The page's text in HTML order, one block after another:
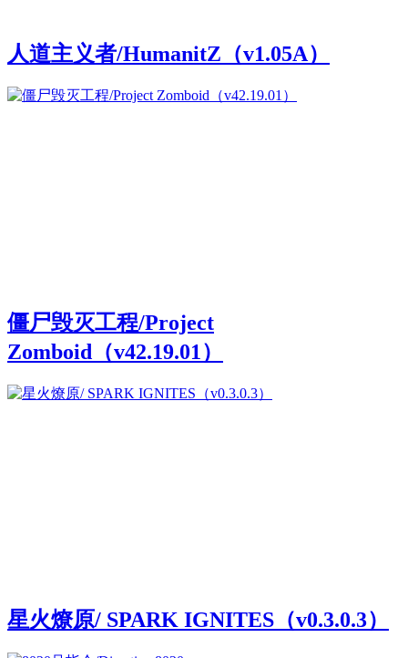
人道主义者/HumanitZ（v1.05A）
僵尸毁灭工程/Project
Zomboid（v42.19.01）
星火燎原/ SPARK IGNITES（v0.3.0.3）